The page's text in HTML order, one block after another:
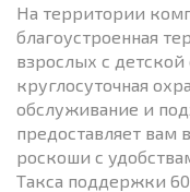
На территории
благоустроенная
взрослых с детской
круглосуточная
обслуживание и
предоставляет вам
роскоши с
Такса поддержки